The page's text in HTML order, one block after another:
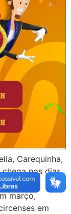
Carequinha,
nos dias
da
março,
em